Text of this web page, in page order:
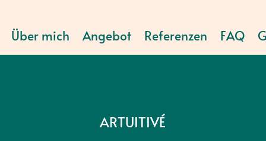
Über mich Angebot Referenzen FAQ
ARTUITIVÉ